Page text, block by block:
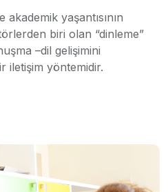
yaşantısının
biri olan “dinleme”
–dil gelişimini
iletişim yöntemidir.